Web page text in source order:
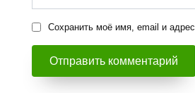
Сохранить моё имя, email и